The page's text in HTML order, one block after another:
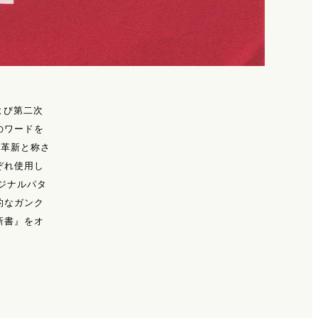
第二次
ワードを
新と称さ
使用し
ナルパタ
ガンク
書』をオ